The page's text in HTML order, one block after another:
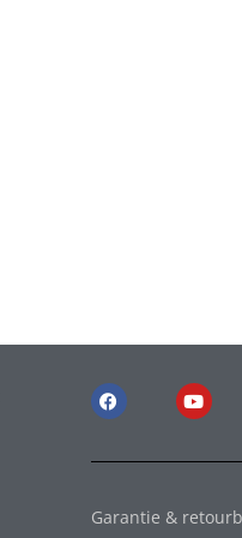
Garantie &